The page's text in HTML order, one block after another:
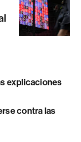
explicaciones
contra las